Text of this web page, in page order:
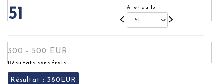
51 Aller au lot
300 - 500 EUR
Résultats sans frais
Résultat : 380EUR